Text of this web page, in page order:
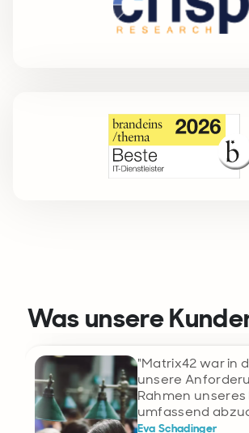
Was unsere
"Matrix42 war in
unsere
Rahmen
umfassend
Eva Schadinger